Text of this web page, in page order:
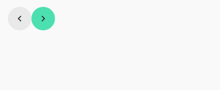
chevron_left chevron_right